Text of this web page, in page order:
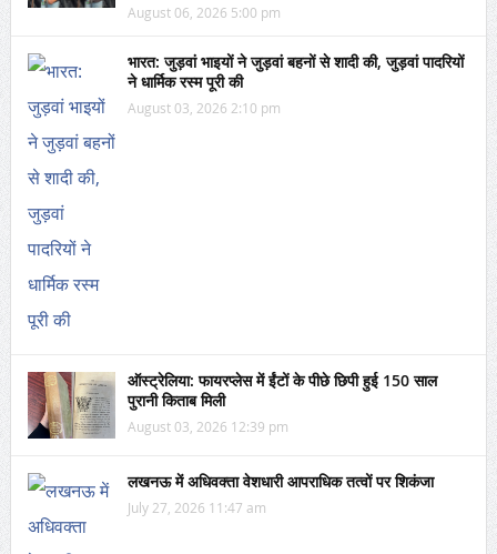
August 06, 2026 5:00 pm
भारत: जुड़वां भाइयों ने जुड़वां बहनों से शादी की, जुड़वां पादरियों
ने धार्मिक रस्म पूरी की
August 03, 2026 2:10 pm
ऑस्ट्रेलिया: फायरप्लेस में ईंटों के पीछे छिपी हुई 150 साल
पुरानी किताब मिली
August 03, 2026 12:39 pm
लखनऊ में अधिवक्ता वेशधारी आपराधिक तत्वों पर शिकंजा
July 27, 2026 11:47 am